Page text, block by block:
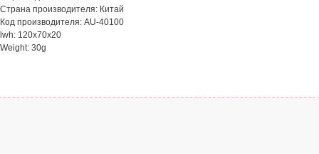
Страна производителя: Китай
Код производителя: AU-40100
lwh: 120x70x20
Weight: 30g